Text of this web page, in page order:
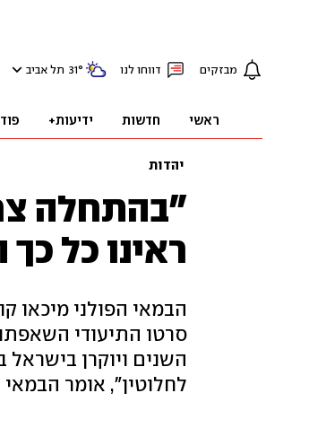
מבזקים דווחו לנו 31° תל אביב
ראשי חדשות ידיעות+
יהדות
"בהתחלה
ראינו כל
הבמאי הפולני מיכאו
סרטו התיעודי
לחלוטין", אומר הבמאי